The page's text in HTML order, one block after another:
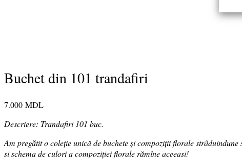
Buchet din 101 trandafiri
7.000 MDL
Descriere: Trandafiri 101 buc.
Am pregătit o coleție unică de buchete și compoziții florale
si schema de culori a compoziției florale rămîne aceeasi!